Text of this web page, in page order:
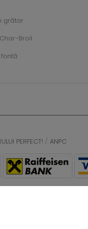
grătar
Broil
PERFECT! / ANPC